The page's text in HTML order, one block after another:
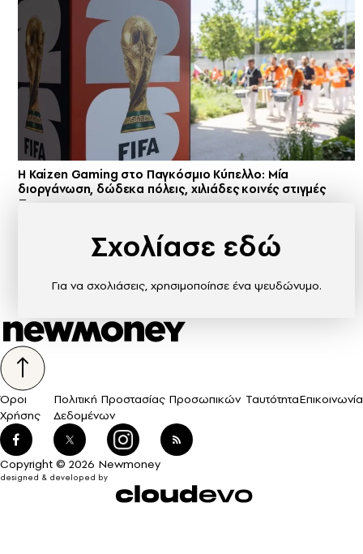
H Kaizen Gaming στο Παγκόσμιο Kύπελλο: Μία
διοργάνωση, δώδεκα πόλεις, χιλιάδες κοινές στιγμές
Σχολίασε εδώ
Για να σχολιάσεις, χρησιμοποίησε ένα ψευδώνυμο.
Όροι
Χρήσης
Πολιτική Προστασίας Προσωπικών
Δεδομένων
ΤαυτότηταΕπικοινωνία
Copyright © 2026 Newmoney
designed & developed by